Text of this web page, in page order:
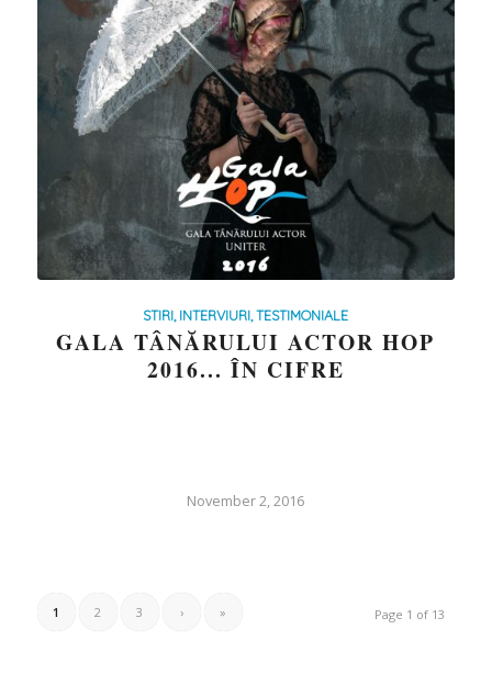
STIRI, INTERVIURI, TESTIMONIALE
GALA TÂNĂRULUI ACTOR HOP
2016... ÎN CIFRE
November 2, 2016
Page 1 of 13
1 2 3 › »